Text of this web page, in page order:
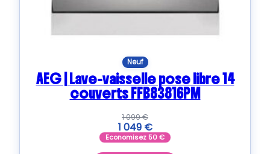
Neuf
AEG | Lave-vaisselle pose libre 14
couverts FFB83816PM
1 099€
1 049 €
Economisez 50€